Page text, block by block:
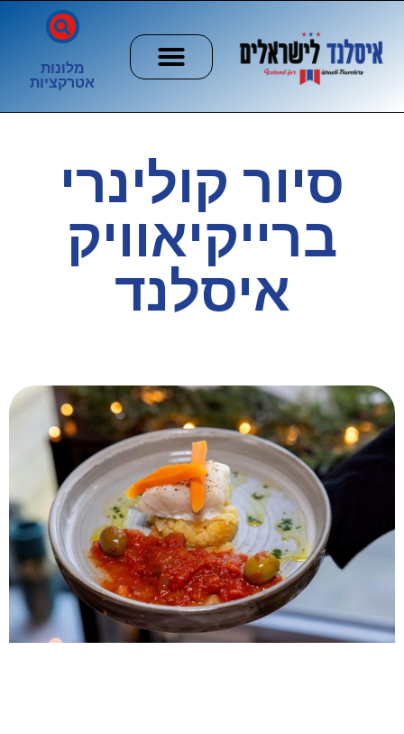
מלונות
אטרקציות
סיור קולינרי
ברייקיאוויק
איסלנד